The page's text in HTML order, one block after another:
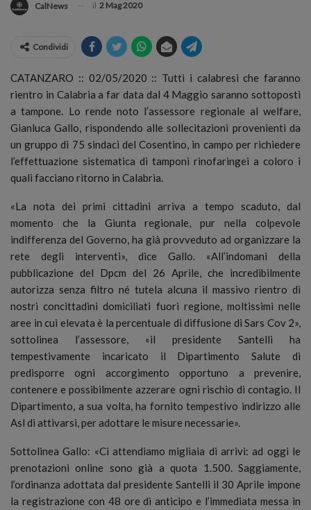
CalNews il 2 Mag 2020
Condividi
CATANZARO :: 02/05/2020 :: Tutti i calabresi che faranno
rientro in Calabria a far data dal 4 Maggio saranno sottoposti
a tampone. Lo rende noto l’assessore regionale al welfare,
Gianluca Gallo, rispondendo alle sollecitazioni provenienti da
un gruppo di 75 sindaci del Cosentino, in campo per richiedere
l’effettuazione sistematica di tamponi rinofaringei a coloro i
quali facciano ritorno in Calabria.
«La nota dei primi cittadini arriva a tempo scaduto, dal
momento che la Giunta regionale, pur nella colpevole
indifferenza del Governo, ha già provveduto ad organizzare la
rete degli interventi», dice Gallo. «All’indomani della
pubblicazione del Dpcm del 26 Aprile, che incredibilmente
autorizza senza filtro né tutela alcuna il massivo rientro di
nostri concittadini domiciliati fuori regione, moltissimi nelle
aree in cui elevata è la percentuale di diffusione di Sars Cov 2»,
sottolinea l’assessore, «il presidente Santelli ha
tempestivamente incaricato il Dipartimento Salute di
predisporre ogni accorgimento opportuno a prevenire,
contenere e possibilmente azzerare ogni rischio di contagio. Il
Dipartimento, a sua volta, ha fornito tempestivo indirizzo alle
Asl di attivarsi, per adottare le misure necessarie».
Sottolinea Gallo: «Ci attendiamo migliaia di arrivi: ad oggi le
prenotazioni online sono già a quota 1.500. Saggiamente,
l’ordinanza adottata dal presidente Santelli il 30 Aprile impone
la registrazione con 48 ore di anticipo e l’immediata messa in